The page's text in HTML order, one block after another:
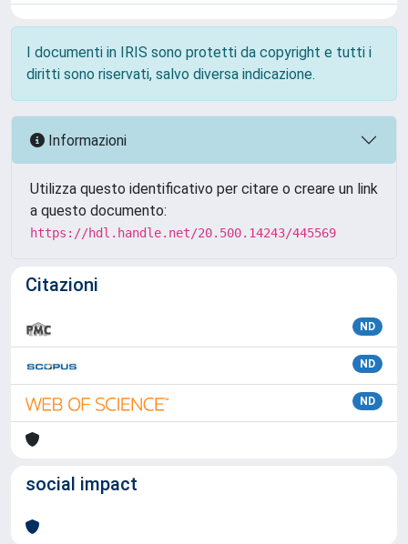
I documenti in IRIS sono protetti da copyright e tutti i
diritti sono riservati, salvo diversa indicazione.
Informazioni
Utilizza questo identificativo per citare o creare un link
a questo documento:
https://hdl.handle.net/20.500.14243/445569
Citazioni
ND
ND
ND
social impact